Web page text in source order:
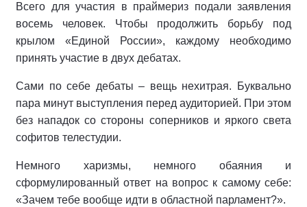
Всего для участия в праймериз подали заявления
восемь человек. Чтобы продолжить борьбу под
крылом «Единой России», каждому необходимо
принять участие в двух дебатах.
Сами по себе дебаты – вещь нехитрая. Буквально
пара минут выступления перед аудиторией. При этом
без нападок со стороны соперников и яркого света
софитов телестудии.
Немного харизмы, немного обаяния и
сформулированный ответ на вопрос к самому себе:
«Зачем тебе вообще идти в областной парламент?».